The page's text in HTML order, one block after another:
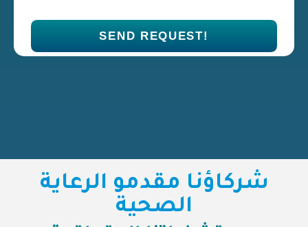
شركاؤنا مقدمو الرعاية
الصحية